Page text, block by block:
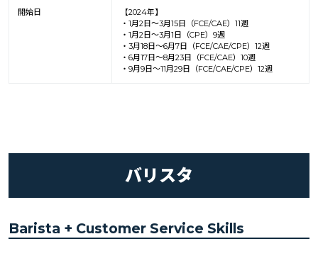
開始日
【2024年】
・1月2日～3月15日（FCE/CAE）11週
・1月2日～3月1日（CPE）9週
・3月18日～6月7日（FCE/CAE/CPE）12週
・6月17日～8月23日（FCE/CAE）10週
・9月9日～11月29日（FCE/CAE/CPE）12週
バリスタ
Barista + Customer Service Skills